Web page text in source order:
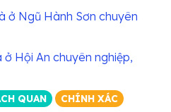
ở Ngũ Hành Sơn chuyên
Hội An chuyên nghiệp,
QUAN CHÍNH XÁC